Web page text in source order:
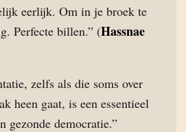
eerlijk. Om in je broek te
Perfecte billen.” (Hassnae
zelfs als die soms over
heen gaat, is een essentieel
gezonde democratie.”